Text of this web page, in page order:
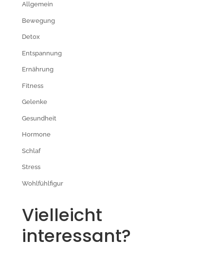
Allgemein
Bewegung
Detox
Entspannung
Ernährung
Fitness
Gelenke
Gesundheit
Hormone
Schlaf
Stress
Wohlfühlfigur
Vielleicht
interessant?